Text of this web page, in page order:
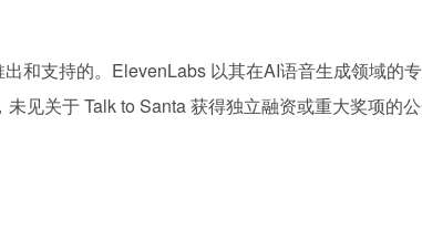
和支持的。ElevenLabs 以其在AI语音生成领域的
见关于 Talk to Santa 获得独立融资或重大奖项的